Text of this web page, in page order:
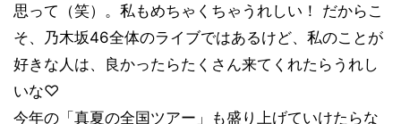
思って（笑）。私もめちゃくちゃうれしい！ だからこ
そ、乃木坂46全体のライブではあるけど、私のことが
好きな人は、良かったらたくさん来てくれたらうれし
いな♡
今年の「真夏の全国ツアー」も盛り上げていけたらな